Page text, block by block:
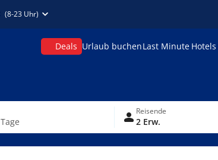
(8-23 Uhr)
Deals Urlaub buchenLast Minute Hotels
Reisende
2 Erw.